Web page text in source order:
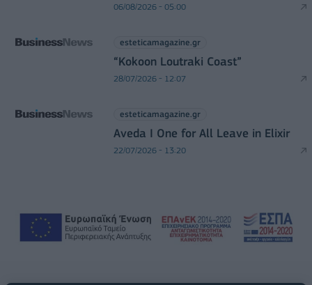
06/08/2026 - 05:00
esteticamagazine.gr
“Kokoon Loutraki Coast”
28/07/2026 - 12:07
esteticamagazine.gr
Aveda I One for All Leave in Elixir
22/07/2026 - 13:20